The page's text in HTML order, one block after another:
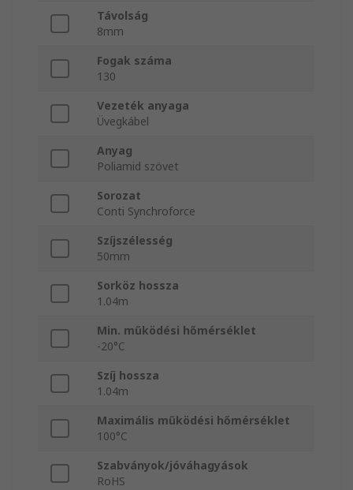
Távolság
8mm
Fogak száma
130
Vezeték anyaga
Üvegkábel
Anyag
Poliamid szövet
Sorozat
Conti Synchroforce
Szíjszélesség
50mm
Sorköz hossza
1.04m
Min. működési hőmérséklet
-20°C
Szíj hossza
1.04m
Maximális működési hőmérséklet
100°C
Szabványok/jóváhagyások
RoHS